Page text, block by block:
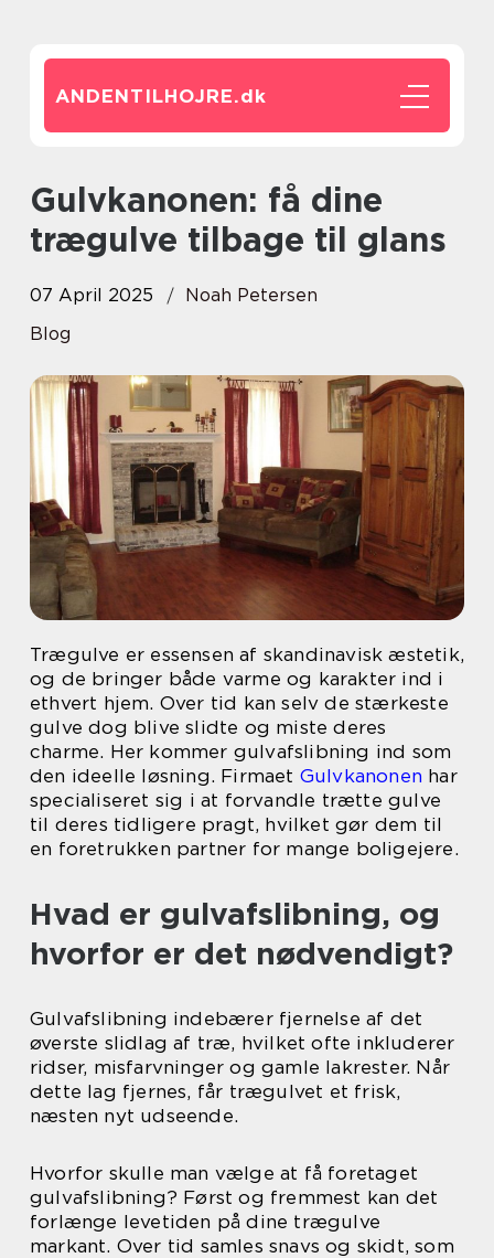
ANDENTILHOJRE.dk
Gulvkanonen: få dine
trægulve tilbage til glans
07 April 2025
Noah Petersen
Blog
Trægulve er essensen af skandinavisk æstetik,
og de bringer både varme og karakter ind i
ethvert hjem. Over tid kan selv de stærkeste
gulve dog blive slidte og miste deres
charme. Her kommer gulvafslibning ind som
den ideelle løsning. Firmaet Gulvkanonen har
specialiseret sig i at forvandle trætte gulve
til deres tidligere pragt, hvilket gør dem til
en foretrukken partner for mange boligejere.
Hvad er gulvafslibning, og
hvorfor er det nødvendigt?
Gulvafslibning indebærer fjernelse af det
øverste slidlag af træ, hvilket ofte inkluderer
ridser, misfarvninger og gamle lakrester. Når
dette lag fjernes, får trægulvet et frisk,
næsten nyt udseende.
Hvorfor skulle man vælge at få foretaget
gulvafslibning? Først og fremmest kan det
forlænge levetiden på dine trægulve
markant. Over tid samles snavs og skidt, som